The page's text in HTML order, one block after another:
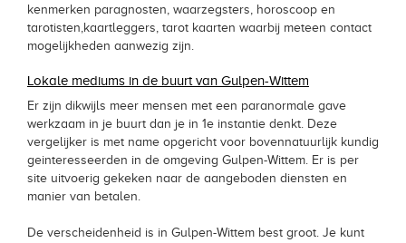
kenmerken paragnosten, waarzegsters, horoscoop en
tarotisten,kaartleggers, tarot kaarten waarbij meteen contact
mogelijkheden aanwezig zijn.
Lokale mediums in de buurt van Gulpen-Wittem
Er zijn dikwijls meer mensen met een paranormale gave
werkzaam in je buurt dan je in 1e instantie denkt. Deze
vergelijker is met name opgericht voor bovennatuurlijk kundig
geinteresseerden in de omgeving Gulpen-Wittem. Er is per
site uitvoerig gekeken naar de aangeboden diensten en
manier van betalen.
De verscheidenheid is in Gulpen-Wittem best groot. Je kunt